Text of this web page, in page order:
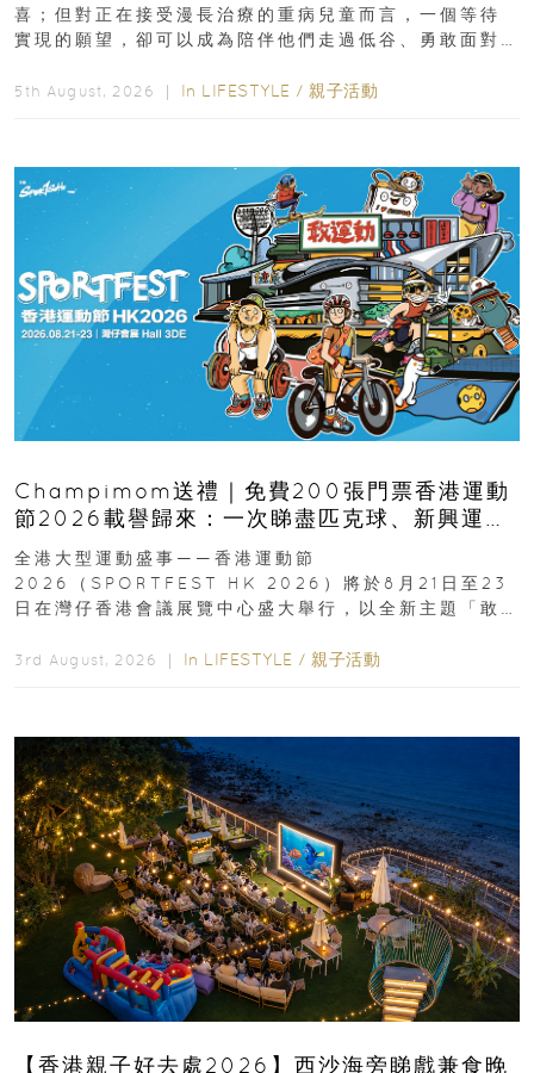
喜；但對正在接受漫長治療的重病兒童而言，一個等待
實現的願望，卻可以成為陪伴他們走過低谷、勇敢面對
5th August, 2026 ｜ In LIFESTYLE / 親子活動
Champimom送禮｜免費200張門票香港運動
節2026載譽歸來：一次睇盡匹克球、新興運
動、街舞比賽＋逾百運動品牌展覽
全港大型運動盛事——香港運動節
2026（SPORTFEST HK 2026）將於8月21日至23
日在灣仔香港會議展覽中心盛大舉行，以全新主題「敢
3rd August, 2026 ｜ In LIFESTYLE / 親子活動
【香港親子好去處2026】西沙海旁睇戲兼食晚